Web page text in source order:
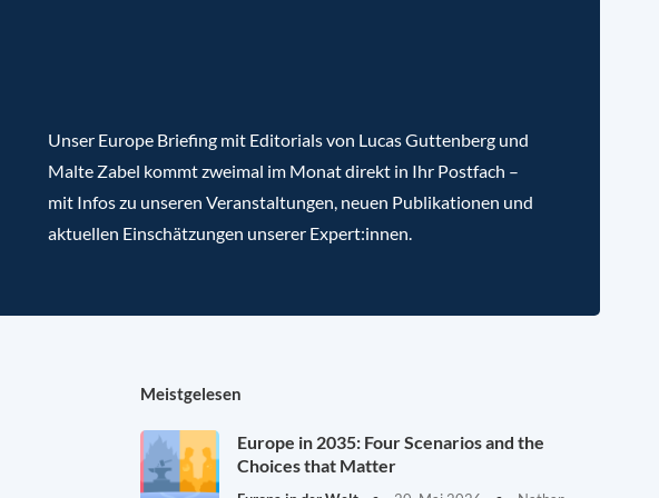
Unser Europe Briefing mit Editorials von Lucas Guttenberg und
Malte Zabel kommt zweimal im Monat direkt in Ihr Postfach –
mit Infos zu unseren Veranstaltungen, neuen Publikationen und
aktuellen Einschätzungen unserer Expert:innen.
Meistgelesen
Europe in 2035: Four Scenarios and the
Choices that Matter